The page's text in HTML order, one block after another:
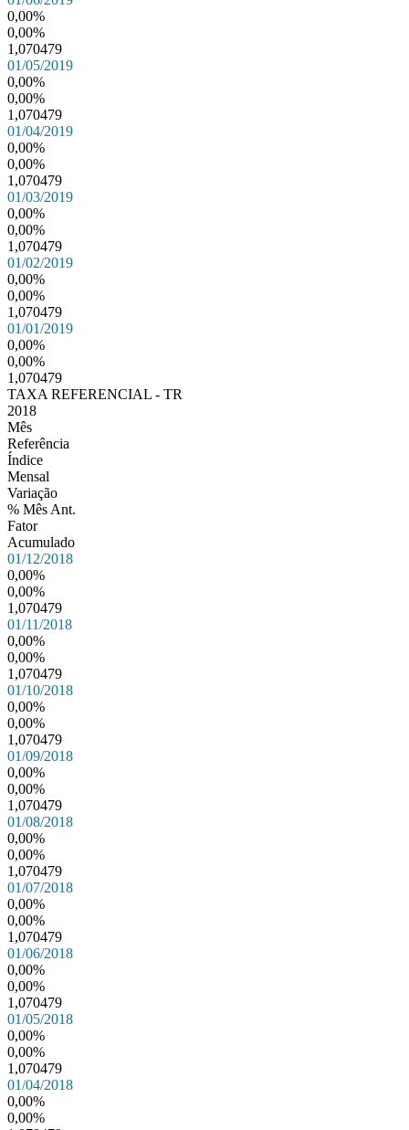
0,00%
0,00%
1,070479
01/05/2019
0,00%
0,00%
1,070479
01/04/2019
0,00%
0,00%
1,070479
01/03/2019
0,00%
0,00%
1,070479
01/02/2019
0,00%
0,00%
1,070479
01/01/2019
0,00%
0,00%
1,070479
TAXA REFERENCIAL - TR
2018
Mês
Referência
Índice
Mensal
Variação
% Mês Ant.
Fator
Acumulado
01/12/2018
0,00%
0,00%
1,070479
01/11/2018
0,00%
0,00%
1,070479
01/10/2018
0,00%
0,00%
1,070479
01/09/2018
0,00%
0,00%
1,070479
01/08/2018
0,00%
0,00%
1,070479
01/07/2018
0,00%
0,00%
1,070479
01/06/2018
0,00%
0,00%
1,070479
01/05/2018
0,00%
0,00%
1,070479
01/04/2018
0,00%
0,00%